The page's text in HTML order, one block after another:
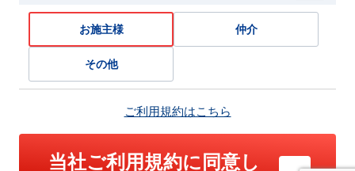
お施主様 仲介
その他
ご利用規約はこちら
当社ご利用規約に同意し